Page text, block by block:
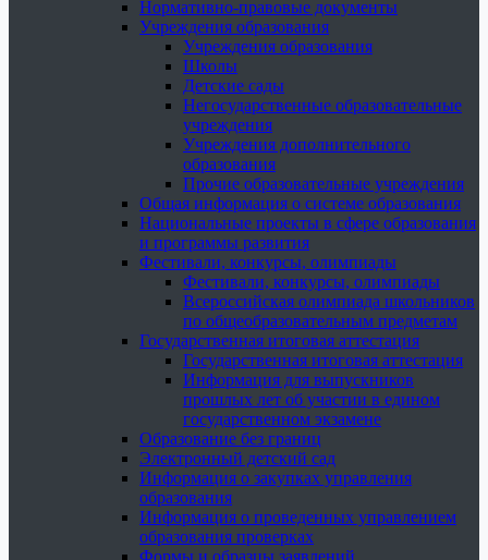
Нормативно-правовые документы
Учреждения образования
Учреждения образования
Школы
Детские сады
Негосударственные образовательные
учреждения
Учреждения дополнительного
образования
Прочие образовательные учреждения
Общая информация о системе образования
Национальные проекты в сфере образования
и программы развития
Фестивали, конкурсы, олимпиады
Фестивали, конкурсы, олимпиады
Всероссийская олимпиада школьников
по общеобразовательным предметам
Государственная итоговая аттестация
Государственная итоговая аттестация
Информация для выпускников
прошлых лет об участии в едином
государственном экзамене
Образование без границ
Электронный детский сад
Информация о закупках управления
образования
Информация о проведенных управлением
образования проверках
Формы и образцы заявлений